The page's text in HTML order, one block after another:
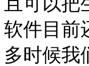
软件目前
多时候我